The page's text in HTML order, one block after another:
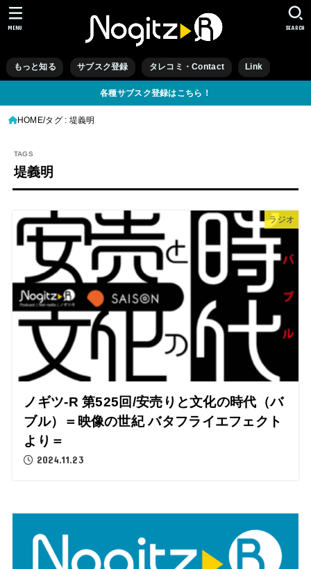
もっと知る サブスク登録 タレコミ・Contact Link
SEARCH
MENU
各種サブスク登録はこちら！
HOME タグ : 堤義明
堤義明
ラジオ
ノギツ-R 第525回/安売りと文化の時代（バ
ブル）＝映像の世紀 バタフライエフェクト
より＝
2024.11.23